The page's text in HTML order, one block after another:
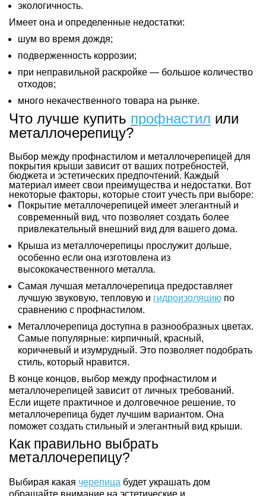
экологичность.
Имеет она и определенные недостатки:
шум во время дождя;
подверженность коррозии;
при неправильной раскройке — большое количество
отходов;
много некачественного товара на рынке.
Что лучше купить профнастил или
металлочерепицу?
Выбор между профнастилом и металлочерепицей для
покрытия крыши зависит от ваших потребностей,
бюджета и эстетических предпочтений. Каждый
материал имеет свои преимущества и недостатки. Вот
некоторые факторы, которые стоит учесть при выборе:
Покрытие металлочерепицей имеет элегантный и
современный вид, что позволяет создать более
привлекательный внешний вид для вашего дома.
Крыша из металлочерепицы прослужит дольше,
особенно если она изготовлена из
высококачественного металла.
Самая лучшая металлочерепица предоставляет
лучшую звуковую, тепловую и гидроизоляцию по
сравнению с профнастилом.
Металлочерепица доступна в разнообразных цветах.
Самые популярные: кирпичный, красный,
коричневый и изумрудный. Это позволяет подобрать
стиль, который нравится.
В конце концов, выбор между профнастилом и
металлочерепицей зависит от личных требований.
Если ищете практичное и долговечное решение, то
металлочерепица будет лучшим вариантом. Она
поможет создать стильный и элегантный вид крыши.
Как правильно выбрать
металлочерепицу?
Выбирая какая черепица будет украшать дом